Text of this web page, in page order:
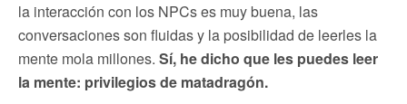
la interacción con los NPCs es muy buena, las
conversaciones son fluidas y la posibilidad de leerles la
mente mola millones. Sí, he dicho que les puedes leer
la mente: privilegios de matadragón.